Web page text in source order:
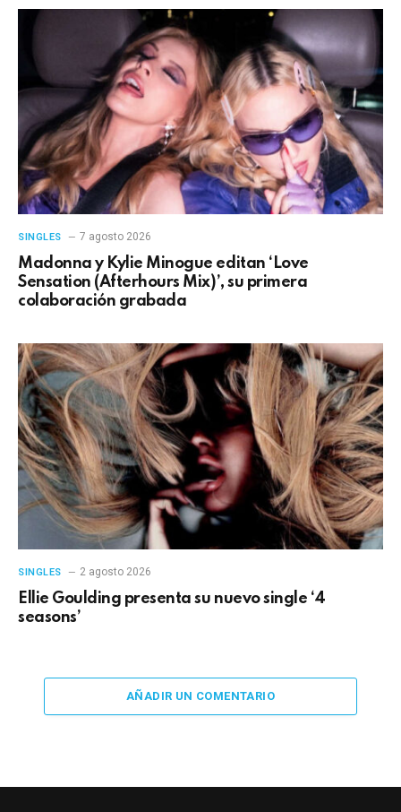
SINGLES 7 agosto 2026
Madonna y Kylie Minogue editan ‘Love
Sensation (Afterhours Mix)’, su primera
colaboración grabada
SINGLES 2 agosto 2026
Ellie Goulding presenta su nuevo single ‘4
seasons’
AÑADIR UN COMENTARIO